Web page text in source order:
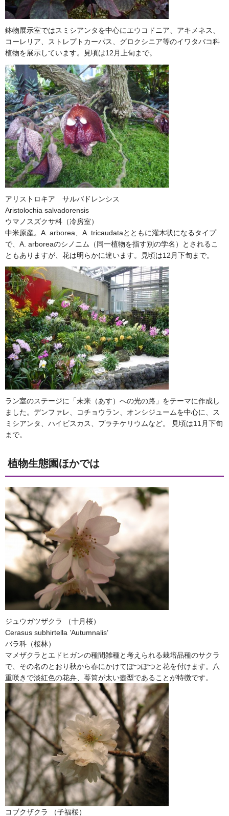
鉢物展示室ではスミシアンタを中心にエウコドニア、アキメネス、
コーレリア、ストレプトカーパス、グロクシニア等のイワタバコ科
植物を展示しています。見頃は12月上旬まで。
アリストロキア サルバドレンシス
Aristolochia salvadorensis
ウマノスズクサ科（冷房室）
中米原産。A. arborea、A. tricaudataとともに灌木状になるタイプ
で、A. arboreaのシノニム（同一植物を指す別の学名）とされるこ
ともありますが、花は明らかに違います。見頃は12月下旬まで。
ラン室のステージに「未来（あす）への光の路」をテーマに作成し
ました。デンファレ、コチョウラン、オンシジュームを中心に、ス
ミシアンタ、ハイビスカス、プラチケリウムなど。 見頃は11月下旬
まで。
植物生態園ほかでは
ジュウガツザクラ （十月桜）
Cerasus subhirtella ’Autumnalis’
バラ科（桜林）
マメザクラとエドヒガンの種間雑種と考えられる栽培品種のサクラ
で、その名のとおり秋から春にかけてぽつぽつと花を付けます。八
重咲きで淡紅色の花弁、萼筒が太い壺型であることが特徴です。
コブクザクラ （子福桜）